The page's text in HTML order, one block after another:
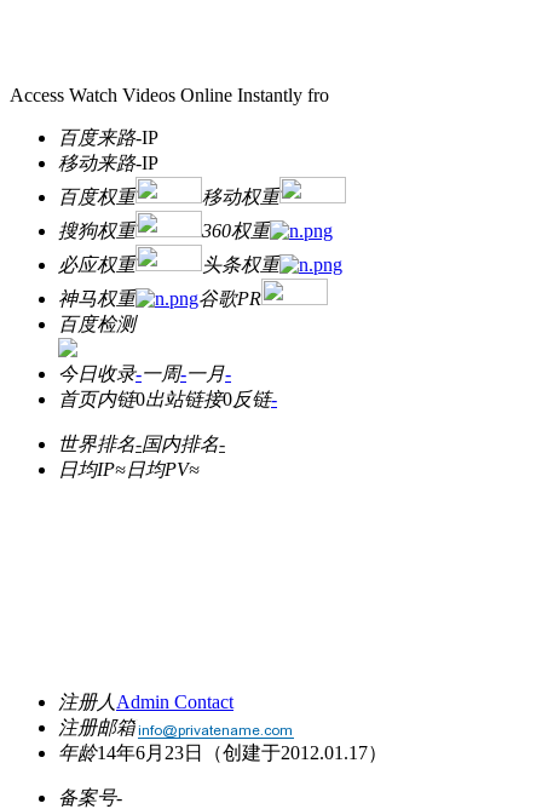
Access Watch Videos Online Instantly fro
百度来路-IP
移动来路-IP
百度权重
移动权重
搜狗权重
360权重
必应权重
头条权重
神马权重
谷歌PR
百度检测
今日收录-一周-一月-
首页内链0出站链接0反链-
世界排名-国内排名-
日均IP≈日均PV≈
注册人 Admin Contact
注册邮箱
年龄14年6月23日 （创建于2012.01.17）
备案号-